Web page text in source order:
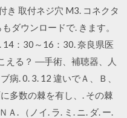
き 取付ネジ穴 M3. コネクタ
ダウンロードで. きます。
：30～16：30. 奈良県医
える？ ―手術、補聴器、人
. 0. 3. 12 違いでＡ、Ｂ、
多数の棘を有し、. その棘
Ａ. （ノイ. ラ. ミ. ニ. ダ. ー.